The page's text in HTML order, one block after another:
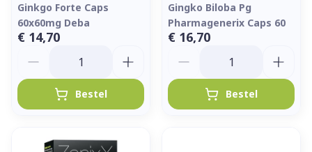
Ginkgo Forte Caps
60x60mg Deba
€ 14,70
Bestel
Gingko Biloba Pg
Pharmagenerix Caps 60
€ 16,70
Bestel